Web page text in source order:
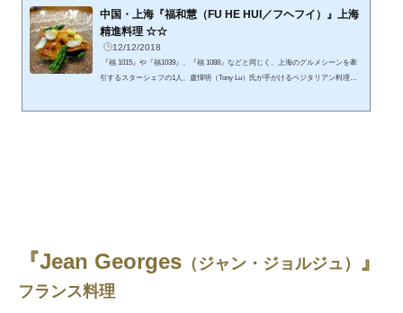
中国・上海『福和慧（FU HE HUI／フヘフイ）』上海
精進料理 ☆☆
12/12/2018
『福 1015』や『福1039』、『福 1088』などと同じく、上海のグルメシーンを牽
引するスターシェフの1人、盧懌明（Tony Lu）氏が手がけるベジタリアン料理店
『Jean Georges （ジャン・ジョルジュ） 』
フランス料理